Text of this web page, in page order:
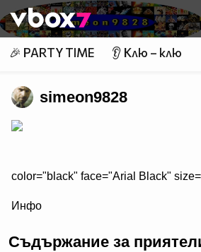
👾
🎉 PARTY TIME 👂 Клю – клю
simeon9828
color="black" face="Arial Black"
Топ 40 Смях
Инфо
Съдържание за